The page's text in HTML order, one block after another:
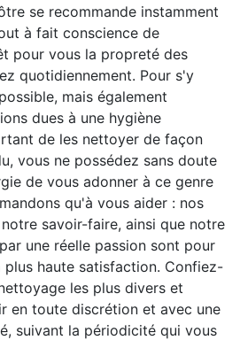
se recommande instamment
à fait conscience de
pour vous la propreté des
quotidiennement. Pour s'y
mais également
dues à une hygiène
de les nettoyer de façon
vous ne possédez sans doute
de vous adonner à ce genre
qu'à vous aider : nos
savoir-faire, ainsi que notre
une réelle passion sont pour
haute satisfaction. Confiez-
les plus divers et
en toute discrétion et avec une
suivant la périodicité qui vous